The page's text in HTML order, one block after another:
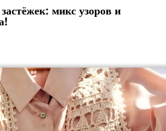
микс узоров и